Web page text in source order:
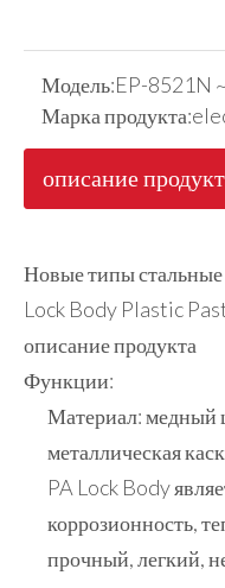
Модель:EP-8521N
Марка продукта:
описание
Новые типы стальные
Lock Body Plastic
описание продукта
Функции:
Материал: медный
металлическая
PA Lock Body
коррозионность,
прочный, легкий,